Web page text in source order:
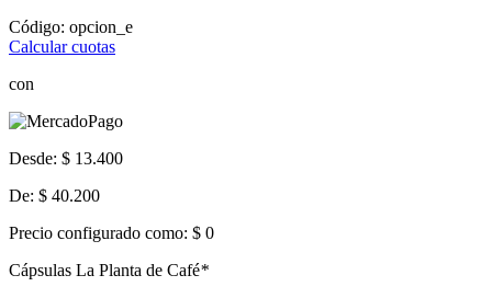
Código: opcion_e
Calcular cuotas
con
Desde: $ 13.400
De: $ 40.200
Precio configurado como: $ 0
Cápsulas La Planta de Café*